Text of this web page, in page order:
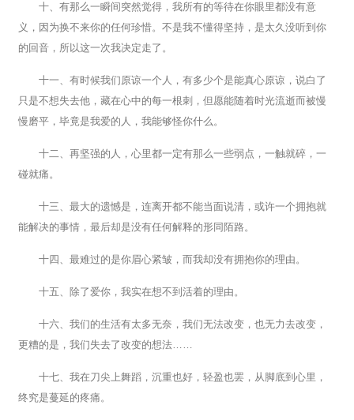
十、有那么一瞬间突然觉得，我所有的等待在你眼里都没有意
义，因为换不来你的任何珍惜。不是我不懂得坚持，是太久没听到你
的回音，所以这一次我决定走了。
十一、有时候我们原谅一个人，有多少个是能真心原谅，说白了
只是不想失去他，藏在心中的每一根刺，但愿能随着时光流逝而被慢
慢磨平，毕竟是我爱的人，我能够怪你什么。
十二、再坚强的人，心里都一定有那么一些弱点，一触就碎，一
碰就痛。
十三、最大的遗憾是，连离开都不能当面说清，或许一个拥抱就
能解决的事情，最后却是没有任何解释的形同陌路。
十四、最难过的是你眉心紧皱，而我却没有拥抱你的理由。
十五、除了爱你，我实在想不到活着的理由。
十六、我们的生活有太多无奈，我们无法改变，也无力去改变，
更糟的是，我们失去了改变的想法……
十七、我在刀尖上舞蹈，沉重也好，轻盈也罢，从脚底到心里，
终究是蔓延的疼痛。